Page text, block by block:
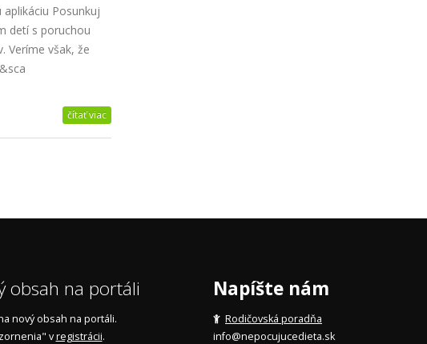
Posunkuj
detí s poruchou
Veríme však, že
čítať viac
obsah na portáli
nový obsah na portáli.
vregistrácii.
Napíšte nám
Rodičovská poradňa
info@nepocujucedieta.sk